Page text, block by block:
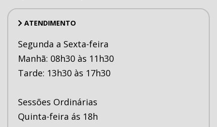
ATENDIMENTO
Segunda a Sexta-feira
Manhã: 08h30 às 11h30
Tarde: 13h30 às 17h30
Sessões Ordinárias
Quinta-feira ás 18h